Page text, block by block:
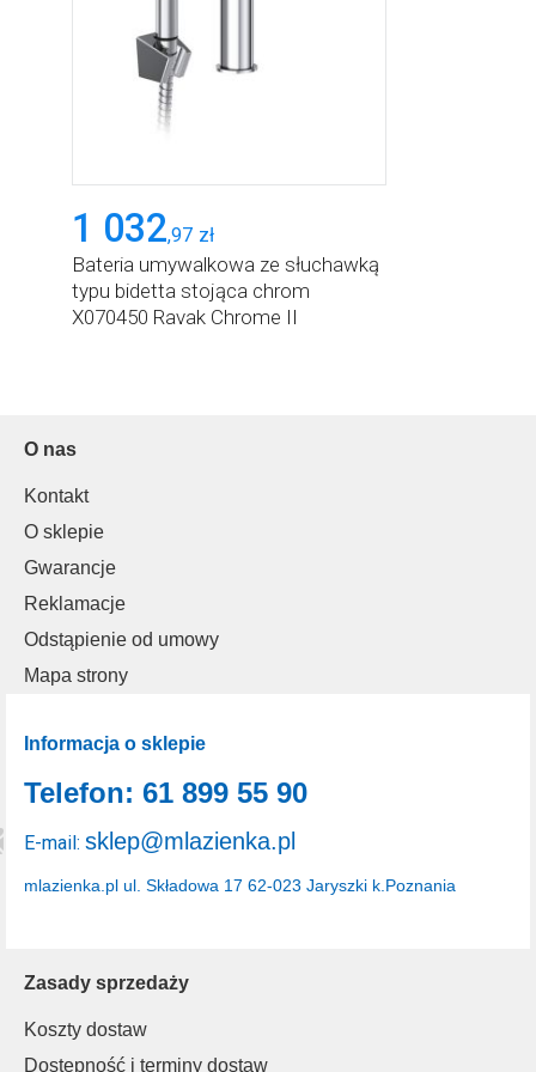
1 032,97 zł
Bateria umywalkowa ze słuchawką
typu bidetta stojąca chrom
X070450 Ravak Chrome II
O nas
Kontakt
O sklepie
Gwarancje
Reklamacje
Odstąpienie od umowy
Mapa strony
Zasady sprzedaży
Koszty dostaw
Dostępność i terminy dostaw
Informacja o sklepie
mlazienka.pl ul. Składowa 17 62-023 Jaryszki k.Poznania
Telefon: 61 899 55 90
E-mail: sklep@mlazienka.pl